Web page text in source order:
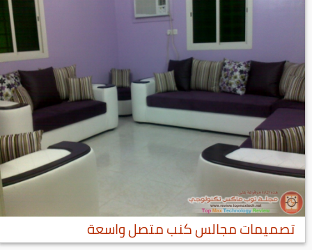
تصميمات مجالس كنب متصل واسعة